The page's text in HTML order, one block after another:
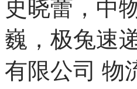
史晓蕾，中
巍，极兔速
有限公司 物